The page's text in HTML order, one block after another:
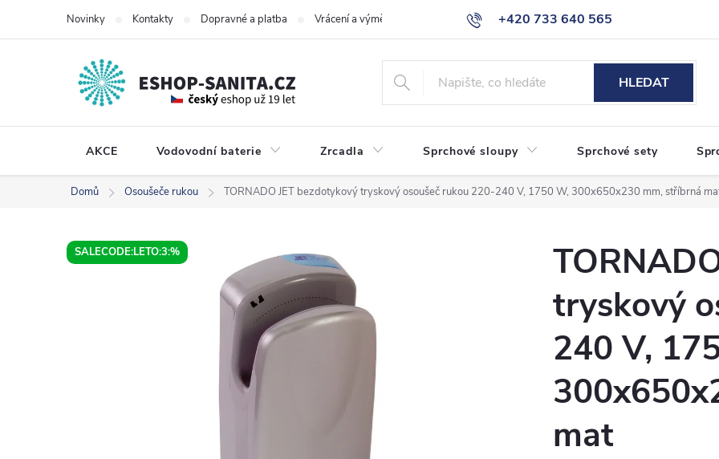
+420 733 640 565
info@eshop-sanita.cz
Novinky Kontakty Dopravné a platba Vrácení a výměna zboží Reklamace Obchodní podmínky
HLEDAT
AKCE Vodovodní baterie Zrcadla Sprchové sloupy Sprchové sety
Domů Osoušeče rukou TORNADO JET bezdotykový tryskový osoušeč rukou 220-240 V, 1750 W, 300x650x230 mm, stříbrná
SALECODE:LETO:3:%
tryskový
240 V,
mat